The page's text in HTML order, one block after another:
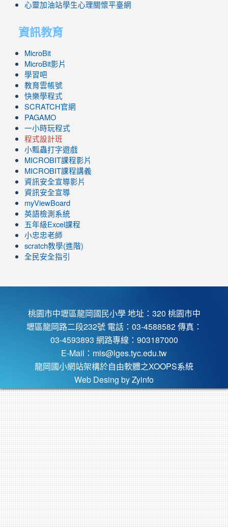
心靈加油站學生心理關懷平臺網
資訊教育
MicroBit
MicroBit影片
學習吧
教育雲帳號
快樂學程式
SCRATCH官網
PAGAMO
一小時玩程式
程式設計班
小瓢蟲打字遊戲
link
to
https://www.youtube.com/channel/UC8LghzcV5-
ZBGmXwlbUndNA/videos?
view=0&sort=dd&shelf_id=0
MICROBIT課程影片
link
to
https://www.youtube.com/channel/UC8LghzcV5-
ZBGmXwlbUndNA/videos?
view=0&sort=dd&shelf_id=0
MICROBIT課程講義
資訊安全宣導影片
資訊安全宣導
myViewBoard
英語檢測系統
五年級Excel課程
小忠忠老師
scratch教學(進階)
全民安全指引
桃園市中壢區龍岡國民小學 地址：320 桃園市中
壢區龍岡路二段232號 電話：03-4588582 傳真：
03-4593893 網路專線：903187000
E-Mail： mis@lges.tyc.edu.tw
龍岡國小網站架構於自由軟體之XOOPS系統
Web Desing by Zyinfo